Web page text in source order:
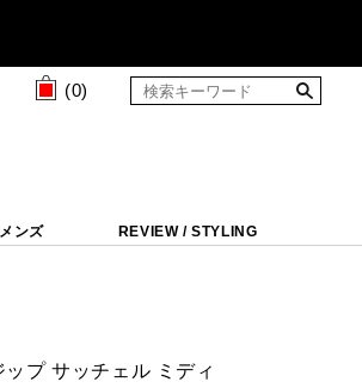
(0)
メンズ REVIEW / STYLING
プ サッチェル ミディ